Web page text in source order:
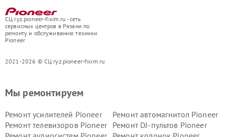
СЦ ryz.pioneer-fixim.ru - сеть
сервисных центров в Рязани по
ремонту и обслуживанию техники
Pioneer
2021-2026 © СЦ ryz.pioneer-fixim.ru
Мы ремонтируем
Ремонт усилителей Pioneer
Ремонт автомагнитол Pioneer
Ремонт телевизоров Pioneer
Ремонт DJ-пультов Pioneer